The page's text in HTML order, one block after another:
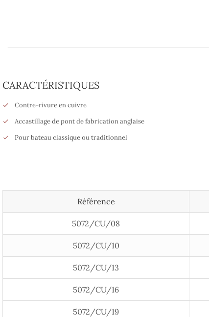
CARACTÉRISTIQUES
Contre-rivure en cuivre
Accastillage de pont de fabrication anglaise
Pour bateau classique ou traditionnel
Référence
5072/CU/08
5072/CU/10
5072/CU/13
5072/CU/16
5072/CU/19